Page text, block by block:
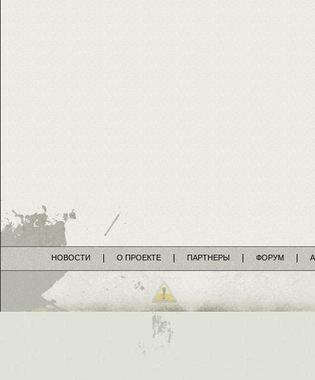
НОВОСТИ О ПРОЕКТЕ ПАРТНЕРЫ ФОРУМ